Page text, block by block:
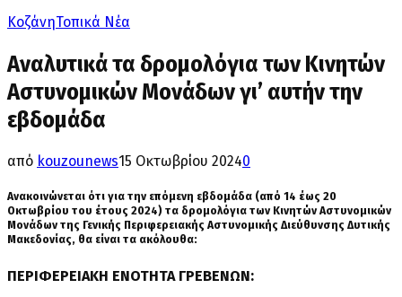
ΚοζάνηΤοπικά Νέα
Αναλυτικά τα δρομολόγια των Κινητών
Αστυνομικών Μονάδων γι’ αυτήν την
εβδομάδα
από kouzounews15 Οκτωβρίου 20240
Ανακοινώνεται ότι για την επόμενη εβδομάδα (από 14 έως 20
Οκτωβρίου του έτους 2024) τα δρομολόγια των Κινητών Αστυνομικών
Μονάδων της Γενικής Περιφερειακής Αστυνομικής Διεύθυνσης Δυτικής
Μακεδονίας, θα είναι τα ακόλουθα:
ΠΕΡΙΦΕΡΕΙΑΚΗ ΕΝΟΤΗΤΑ ΓΡΕΒΕΝΩΝ: